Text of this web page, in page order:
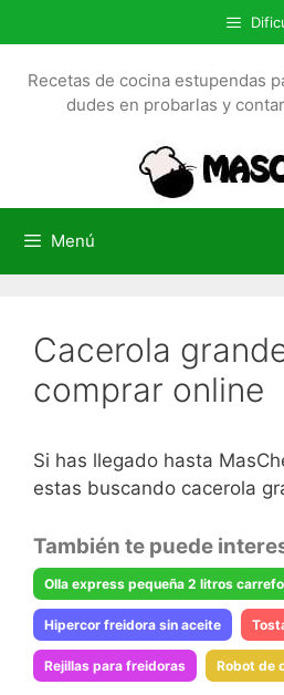
a
l
Recetas de cocina estupendas
dudes en probarlas y
Menú
Cacerola
comprar online
Si has llegado hasta
estas buscando cacerola
También te puede
Olla express pequeña 2 litros
Hipercor freidora sin aceite
Rejillas para freidoras Robot de